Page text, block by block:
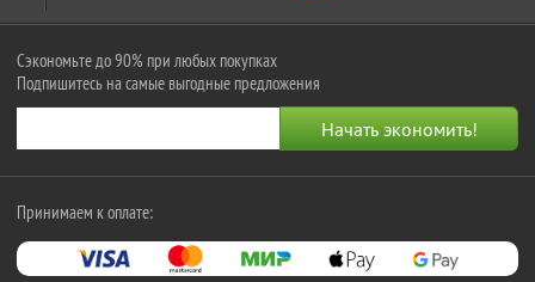
Сэкономьте до 90% при любых покупках
Подпишитесь на самые выгодные предложения
Принимаем к оплате: